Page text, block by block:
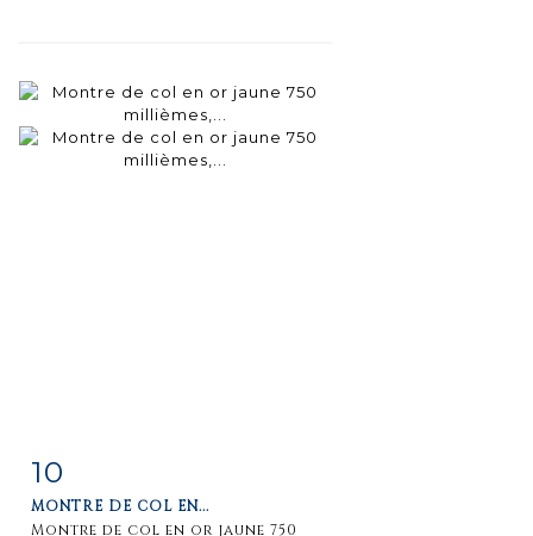
Item detail
10
MONTRE DE COL EN...
Montre de col en or jaune 750